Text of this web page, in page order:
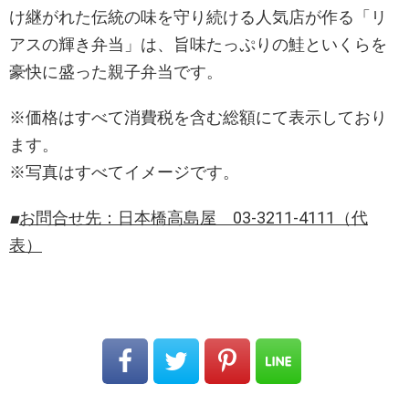
け継がれた伝統の味を守り続ける人気店が作る「リ
アスの輝き弁当」は、旨味たっぷりの鮭といくらを
豪快に盛った親子弁当です。
※価格はすべて消費税を含む総額にて表示しており
ます。
※写真はすべてイメージです。
■お問合せ先：日本橋高島屋 03-3211-4111（代
表）